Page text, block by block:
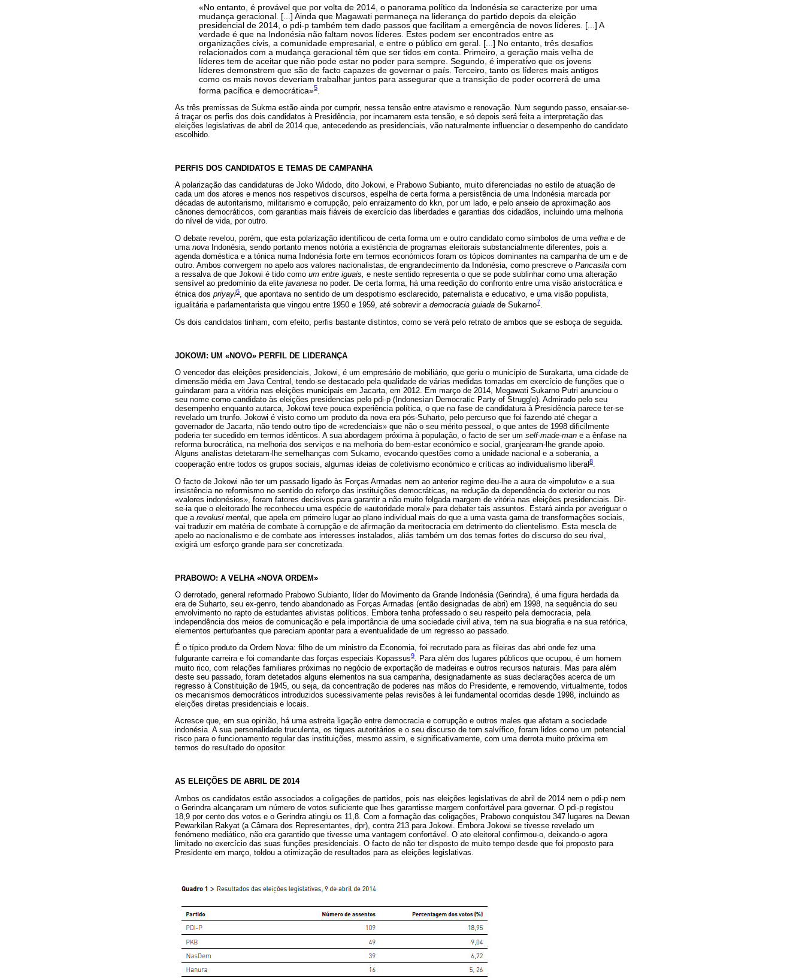
«No entanto, é provável que por volta de 2014, o panorama político da Indonésia se caracterize por uma
mudança geracional. [...] Ainda que Magawati permaneça na liderança do partido depois da eleição
presidencial de 2014, o pdi-p também tem dado passos que facilitam a emergência de novos líderes. [...] A
verdade é que na Indonésia não faltam novos líderes. Estes podem ser encontrados entre as
organizações civis, a comunidade empresarial, e entre o público em geral. [...] No entanto, três desafios
relacionados com a mudança geracional têm que ser tidos em conta. Primeiro, a geração mais velha de
líderes tem de aceitar que não pode estar no poder para sempre. Segundo, é imperativo que os jovens
líderes demonstrem que são de facto capazes de governar o país. Terceiro, tanto os líderes mais antigos
como os mais novos deveriam trabalhar juntos para assegurar que a transição de poder ocorrerá de uma
forma pacífica e democrática»5
As três premissas de Sukma estão ainda por cumprir, nessa tensão entre atavismo e renovação. Num segundo passo, ensaiar-se-
á traçar os perfis dos dois candidatos à Presidência, por incarnarem esta tensão, e só depois será feita a interpretação das
eleições legislativas de abril de 2014 que, antecedendo as presidenciais, vão naturalmente influenciar o desempenho do candidato
escolhido.
PERFIS DOS CANDIDATOS E TEMAS DE CAMPANHA
A polarização das candidaturas de Joko Widodo, dito Jokowi, e Prabowo Subianto, muito diferenciadas no estilo de atuação de
cada um dos atores e menos nos respetivos discursos, espelha de certa forma a persistência de uma Indonésia marcada por
décadas de autoritarismo, militarismo e corrupção, pelo enraizamento do kkn, por um lado, e pelo anseio de aproximação aos
cânones democráticos, com garantias mais fiáveis de exercício das liberdades e garantias dos cidadãos, incluindo uma melhoria
do nível de vida, por outro.
O debate revelou, porém, que esta polarização identificou de certa forma um e outro candidato como símbolos de uma velha e de
uma nova Indonésia, sendo portanto menos notória a existência de programas eleitorais substancialmente diferentes, pois a
agenda doméstica e a tónica numa Indonésia forte em termos económicos foram os tópicos dominantes na campanha de um e de
outro. Ambos convergem no apelo aos valores nacionalistas, de engrandecimento da Indonésia, como prescreve o Pancasila com
a ressalva de que Jokowi é tido como um entre iguais, e neste sentido representa o que se pode sublinhar como uma alteração
sensível ao predomínio da elite javanesa no poder. De certa forma, há uma reedição do confronto entre uma visão aristocrática e
étnica dos priyayi6, que apontava no sentido de um despotismo esclarecido, paternalista e educativo, e uma visão populista,
igualitária e parlamentarista que vingou entre 1950 e 1959, até sobrevir a democracia guiada de Sukarno7.
Os dois candidatos tinham, com efeito, perfis bastante distintos, como se verá pelo retrato de ambos que se esboça de seguida.
JOKOWI: UM «NOVO» PERFIL DE LIDERANÇA
O vencedor das eleições presidenciais, Jokowi, é um empresário de mobiliário, que geriu o município de Surakarta, uma cidade de
dimensão média em Java Central, tendo-se destacado pela qualidade de várias medidas tomadas em exercício de funções que o
guindaram para a vitória nas eleições municipais em Jacarta, em 2012. Em março de 2014, Megawati Sukarno Putri anunciou o
seu nome como candidato às eleições presidencias pelo pdi-p (Indonesian Democratic Party of Struggle). Admirado pelo seu
desempenho enquanto autarca, Jokowi teve pouca experiência política, o que na fase de candidatura à Presidência parece ter-se
revelado um trunfo. Jokowi é visto como um produto da nova era pós-Suharto, pelo percurso que foi fazendo até chegar a
governador de Jacarta, não tendo outro tipo de «credenciais» que não o seu mérito pessoal, o que antes de 1998 dificilmente
poderia ter sucedido em termos idênticos. A sua abordagem próxima à população, o facto de ser um self-made-man e a ênfase na
reforma burocrática, na melhoria dos serviços e na melhoria do bem-estar económico e social, granjearam-lhe grande apoio.
Alguns analistas detetaram-lhe semelhanças com Sukarno, evocando questões como a unidade nacional e a soberania, a
cooperação entre todos os grupos sociais, algumas ideias de coletivismo económico e críticas ao individualismo liberal8.
O facto de Jokowi não ter um passado ligado às Forças Armadas nem ao anterior regime deu-lhe a aura de «impoluto» e a sua
insistência no reformismo no sentido do reforço das instituições democráticas, na redução da dependência do exterior ou nos
«valores indonésios», foram fatores decisivos para garantir a não muito folgada margem de vitória nas eleições presidenciais. Dir-
se-ia que o eleitorado lhe reconheceu uma espécie de «autoridade moral» para debater tais assuntos. Estará ainda por averiguar o
que a revolusi mental , que apela em primeiro lugar ao plano individual mais do que a uma vasta gama de transformações sociais,
vai traduzir em matéria de combate à corrupção e de afirmação da meritocracia em detrimento do clientelismo. Esta mescla de
apelo ao nacionalismo e de combate aos interesses instalados, aliás também um dos temas fortes do discurso do seu rival,
exigirá um esforço grande para ser concretizada.
PRABOWO: A VELHA «NOVA ORDEM»
O derrotado, general reformado Prabowo Subianto, líder do Movimento da Grande Indonésia (Gerindra), é uma figura herdada da
era de Suharto, seu ex-genro, tendo abandonado as Forças Armadas (então designadas de abri) em 1998, na sequência do seu
envolvimento no rapto de estudantes ativistas políticos. Embora tenha professado o seu respeito pela democracia, pela
independência dos meios de comunicação e pela importância de uma sociedade civil ativa, tem na sua biografia e na sua retórica,
elementos perturbantes que pareciam apontar para a eventualidade de um regresso ao passado.
É o típico produto da Ordem Nova: filho de um ministro da Economia, foi recrutado para as fileiras das abri onde fez uma
fulgurante carreira e foi comandante das forças especiais Kopassus9. Para além dos lugares públicos que ocupou, é um homem
muito rico, com relações familiares próximas no negócio de exportação de madeiras e outros recursos naturais. Mas para além
deste seu passado, foram detetados alguns elementos na sua campanha, designadamente as suas declarações acerca de um
regresso à Constituição de 1945, ou seja, da concentração de poderes nas mãos do Presidente, e removendo, virtualmente, todos
os mecanismos democráticos introduzidos sucessivamente pelas revisões à lei fundamental ocorridas desde 1998, incluindo as
eleições diretas presidenciais e locais.
Acresce que, em sua opinião, há uma estreita ligação entre democracia e corrupção e outros males que afetam a sociedade
indonésia. A sua personalidade truculenta, os tiques autoritários e o seu discurso de tom salvífico, foram lidos como um potencial
risco para o funcionamento regular das instituições, mesmo assim, e significativamente, com uma derrota muito próxima em
termos do resultado do opositor.
AS ELEIÇÕES DE ABRIL DE 2014
Ambos os candidatos estão associados a coligações de partidos, pois nas eleições legislativas de abril de 2014 nem o pdi-p nem
o Gerindra alcançaram um número de votos suficiente que lhes garantisse margem confortável para governar. O pdi-p registou
18,9 por cento dos votos e o Gerindra atingiu os 11,8. Com a formação das coligações, Prabowo conquistou 347 lugares na Dewan
Pewarkilan Rakyat (a Câmara dos Representantes, dpr), contra 213 para Jokowi. Embora Jokowi se tivesse revelado um
fenómeno mediático, não era garantido que tivesse uma vantagem confortável. O ato eleitoral confirmou-o, deixando-o agora
limitado no exercício das suas funções presidenciais. O facto de não ter disposto de muito tempo desde que foi proposto para
Presidente em março, toldou a otimização de resultados para as eleições legislativas.